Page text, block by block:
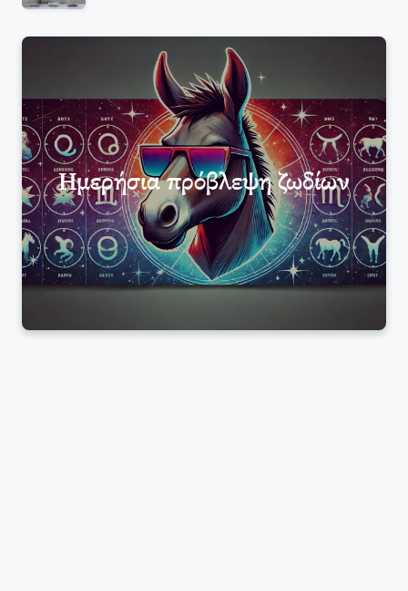
Ημερήσια πρόβλεψη ζωδίων